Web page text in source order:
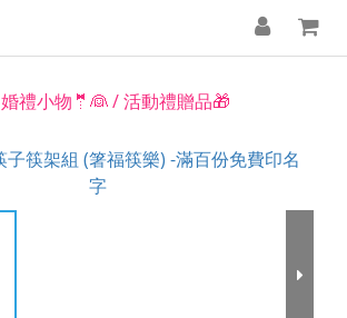
婚禮小物🤵👰 / 活動禮贈品🎁